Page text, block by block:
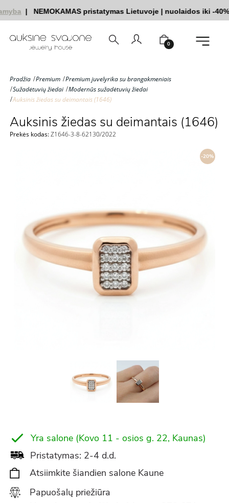
| NEMOKAMAS pristatymas Lietuvoje| nuolaidos iki -40%
0
Pradžia Premium
Premium juvelyrika su brangakmeniais
Sužadėtuvių žiedai
Modernūs sužadėtuvių žiedai
Auksinis žiedas su deimantais (1646)
Auksinis žiedas su deimantais (1646)
Prekės kodas:Z1646-3-8-62130/2022
-20%
Yra salone (Kovo 11 - osios g. 22, Kaunas)
Pristatymas: 2-4 d.d.
Atsiimkite šiandien salone Kaune
Papuošalų priežiūra